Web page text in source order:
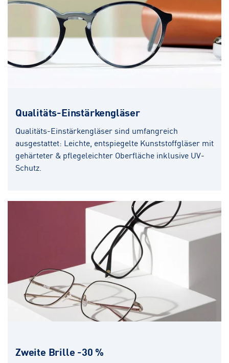
Qualitäts-Einstärkengläser
Qualitäts-Einstärkengläser sind umfangreich
ausgestattet: Leichte, entspiegelte Kunststoffgläser mit
gehärteter & pflegeleichter Oberfläche inklusive UV-
Schutz.
Zweite Brille -30 %